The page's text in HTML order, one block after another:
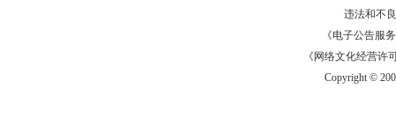
违法和不
《电子公告服务
《网络文化经营许
Copyright ©